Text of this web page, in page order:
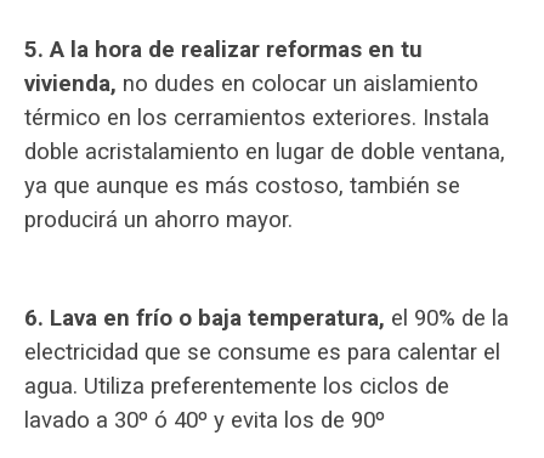
5. A la hora de realizar reformas en tu
vivienda, no dudes en colocar un aislamiento
térmico en los cerramientos exteriores. Instala
doble acristalamiento en lugar de doble ventana,
ya que aunque es más costoso, también se
producirá un ahorro mayor.
6. Lava en frío o baja temperatura, el 90% de la
electricidad que se consume es para calentar el
agua. Utiliza preferentemente los ciclos de
lavado a 30º ó 40º y evita los de 90º